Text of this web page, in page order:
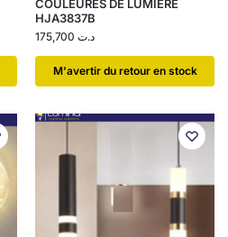
COULEURES DE LUMIERE
HJA3837B
د.ت
​M'avertir du retour en stock